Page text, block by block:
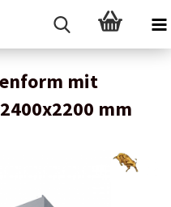
mit
mm